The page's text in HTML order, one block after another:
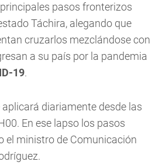
pasos fronterizos
Táchira, alegando que
cruzarlos mezclándose con
a su país por la pandemia
19.
aplicará diariamente desde las
En ese lapso los pasos
el ministro de Comunicación